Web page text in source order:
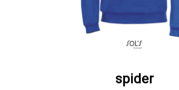
ΖΗΤΗΣΤΕ ΠΡΟΣΦΟΡΑ
spider